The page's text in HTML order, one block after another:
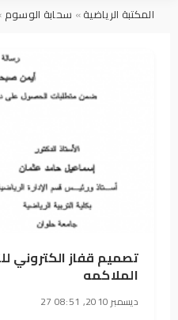
المكتبة الرياضية» سحابة الوسوم
تصميم قفاز الكتروني
الملاكمه
27 ديسمبر 2010, 08:51